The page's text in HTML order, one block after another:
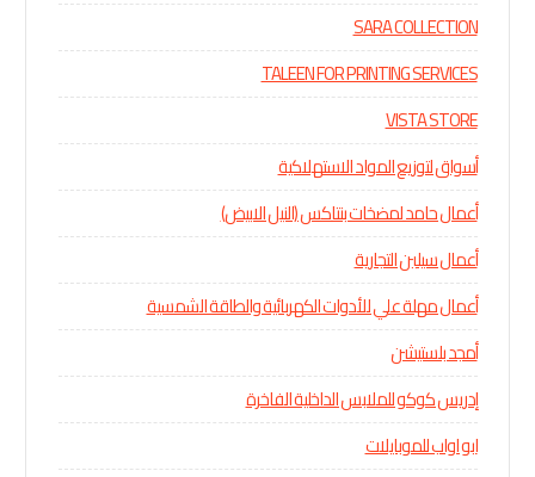
SARA COLLECTION
TALEEN FOR PRINTING SERVICES
VISTA STORE
أسواق لتوزيع المواد الاستهلاكية
أعمال حامد لمضخات بنتاكس (النيل الابيض)
أعمال سيلين التجارية
أعمال مهلة علي للأدوات الكهربائية والطاقة الشمسية
أمجد بلستيشن
إدريس كوكو للملابس الداخلية الفاخرة
ابو اواب للموبايلات